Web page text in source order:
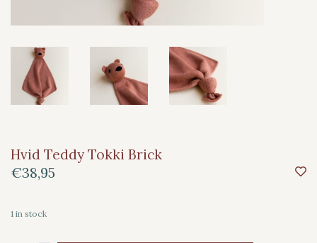
Hvid Teddy Tokki Brick
€38,95
1 in stock